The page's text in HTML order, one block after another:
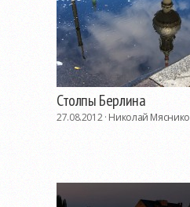
Столпы Берлина
27.08.2012 ·Николай